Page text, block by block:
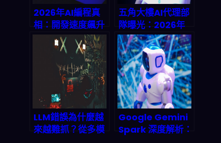
2026年AI編程真
相：開發速度飆升
30%-50%背後的
DevOps黑洞與企
業生存指南
五角大樓AI代理部
隊曝光：2026年
政府自動化革命與
你的零代碼財富密
碼
LLM錯誤為什麼越
來越難抓？從多模
Google Gemini
Spark 深度解析：